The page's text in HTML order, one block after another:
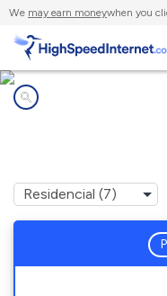
We may earn moneywhen you